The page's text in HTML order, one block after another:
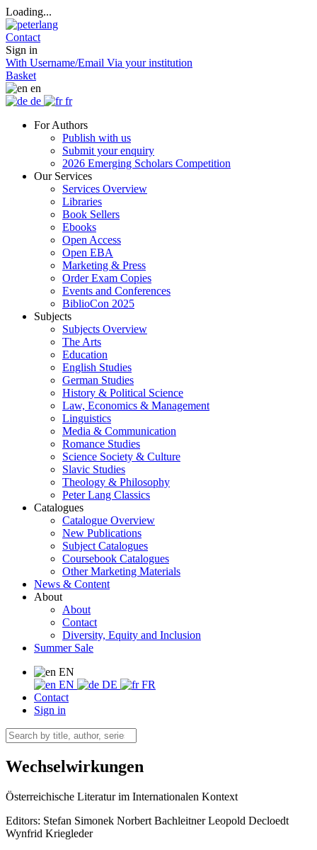
Loading...
Contact
Sign in
With Username/Email Via your institution
Basket
en
de
fr
For Authors
Publish with us
Submit your enquiry
2026 Emerging Scholars Competition
Our Services
Services Overview
Libraries
Book Sellers
Ebooks
Open Access
Open EBA
Marketing & Press
Order Exam Copies
Events and Conferences
BiblioCon 2025
Subjects
Subjects Overview
The Arts
Education
English Studies
German Studies
History & Political Science
Law, Economics & Management
Linguistics
Media & Communication
Romance Studies
Science Society & Culture
Slavic Studies
Theology & Philosophy
Peter Lang Classics
Catalogues
Catalogue Overview
New Publications
Subject Catalogues
Coursebook Catalogues
Other Marketing Materials
News & Content
About
About
Contact
Diversity, Equity and Inclusion
Summer Sale
EN
EN
DE
FR
Contact
Sign in
Wechselwirkungen
Österreichische Literatur im Internationalen Kontext
Editors: Stefan Simonek Norbert Bachleitner Leopold Decloedt
Wynfrid Kriegleder